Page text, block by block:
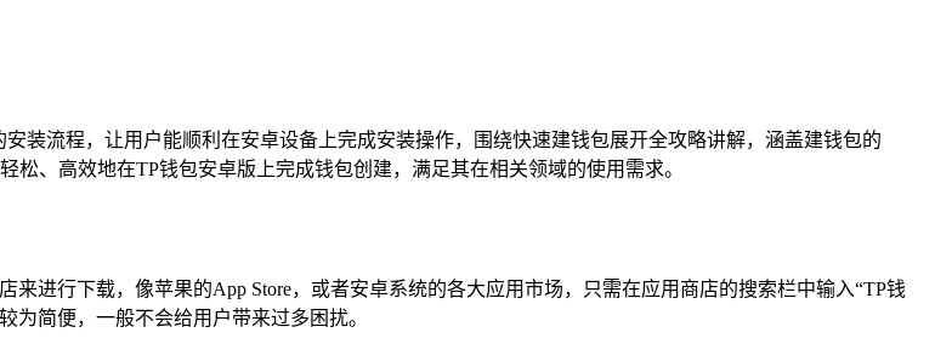
装流程，让用户能顺利在安卓设备上完成安装操作，围绕快速建钱包展开全攻略讲解，涵盖建钱包的
、高效地在TP钱包安卓版上完成钱包创建，满足其在相关领域的使用需求。
进行下载，像苹果的App Store，或者安卓系统的各大应用市场，只需在应用商店的搜索栏中输入“TP钱
为简便，一般不会给用户带来过多困扰。